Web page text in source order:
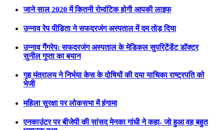
जाने साल 2020 में कितनी रोमांटिक होगी आपकी लाइफ
उन्नाव रेप पीड़िता ने सफदरजंग अस्पताल में दम तोड़ दिया
उन्नाव गैंगरेप: सफदरजंग अस्पताल के मेडिकल सुपरिटेंडेंट डॉक्टर
सुनील गुप्ता का बयान
गृह मंत्रालय ने निर्भया केस के दोषियों की दया याचिका राष्ट्रपति को
भेजी
महिला सुरक्षा पर लोकसभा में हंगामा
एनकाउंटर पर बीजेपी की सांसद मेनका गांधी ने कहा- जो हुआ वह बहुत